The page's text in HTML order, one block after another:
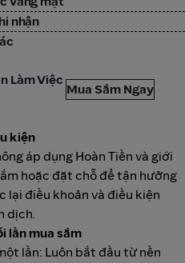
nhận
Làm Việc
Mua Sắm Ngay
kiện
áp dụng Hoàn Tiền và giới
hoặc đặt chỗ để tận hưởng
lại điều khoản và điều kiện
dịch.
lần mua sắm
lần: Luôn bắt đầu từ nền